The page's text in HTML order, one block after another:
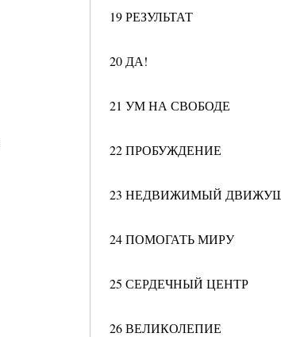
19 РЕЗУЛЬТАТ
20 ДА!
21 УМ НА СВОБОДЕ
22 ПРОБУЖДЕНИЕ
23 НЕДВИЖИМЫЙ
24 ПОМОГАТЬ МИРУ
25 СЕРДЕЧНЫЙ ЦЕНТР
26 ВЕЛИКОЛЕПИЕ